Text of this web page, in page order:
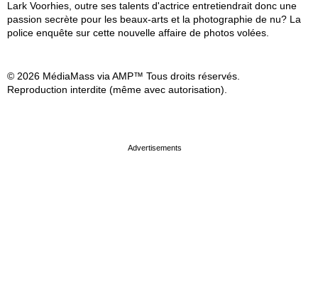
Lark Voorhies, outre ses talents d'actrice entretiendrait donc une
passion secrète pour les beaux-arts et la photographie de nu? La
police enquête sur cette nouvelle affaire de photos volées.
© 2026 MédiaMass via AMP™ Tous droits réservés.
Reproduction interdite (même avec autorisation).